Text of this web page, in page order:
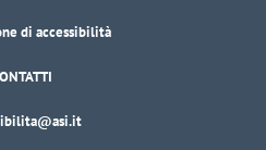
di accessibilità